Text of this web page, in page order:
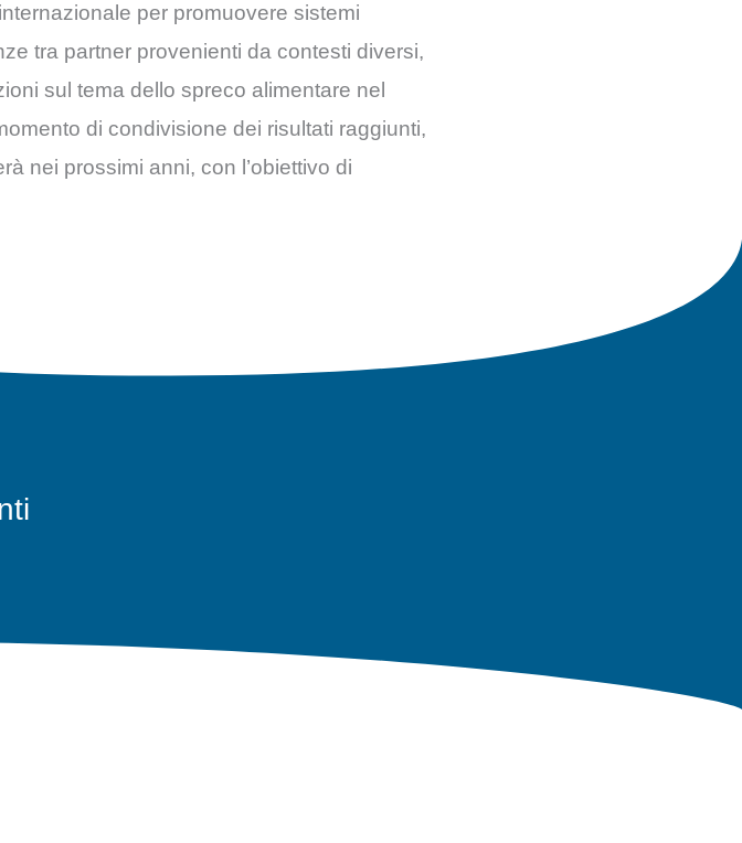
per promuovere sistemi
tra partner provenienti da contesti diversi,
sul tema dello spreco alimentare nel
di condivisione dei risultati raggiunti,
nei prossimi anni, con l’obiettivo di